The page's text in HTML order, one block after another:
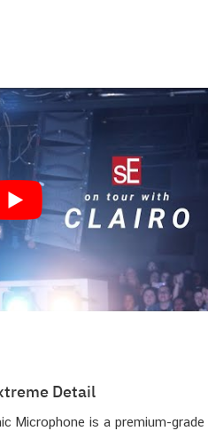
Detail
Microphone is a premium-grade